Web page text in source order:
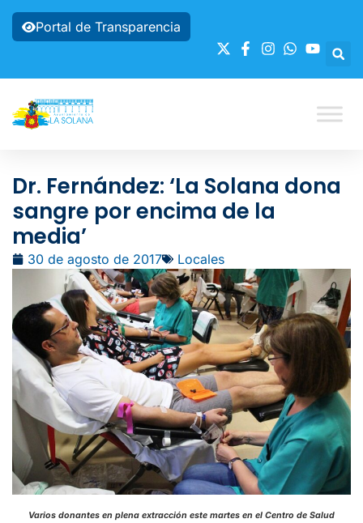
Portal de Transparencia
Dr. Fernández: ‘La Solana dona
sangre por encima de la
media’
30 de agosto de 2017 Locales
Varios donantes en plena extracción este martes en el Centro de Salud